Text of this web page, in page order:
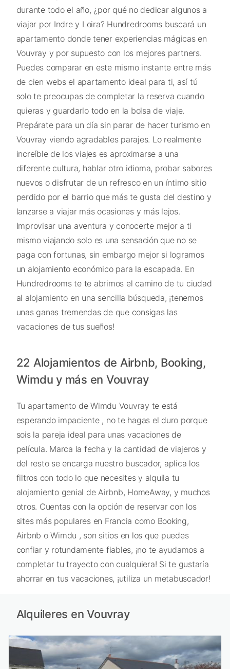
durante todo el año, ¿por qué no dedicar algunos a
viajar por Indre y Loira? Hundredrooms buscará un
apartamento donde tener experiencias mágicas en
Vouvray y por supuesto con los mejores partners.
Puedes comparar en este mismo instante entre más
de cien webs el apartamento ideal para ti, así tú
solo te preocupas de completar la reserva cuando
quieras y guardarlo todo en la bolsa de viaje.
Prepárate para un día sin parar de hacer turismo en
Vouvray viendo agradables parajes. Lo realmente
increíble de los viajes es aproximarse a una
diferente cultura, hablar otro idioma, probar sabores
nuevos o disfrutar de un refresco en un íntimo sitio
perdido por el barrio que más te gusta del destino y
lanzarse a viajar más ocasiones y más lejos.
Improvisar una aventura y conocerte mejor a ti
mismo viajando solo es una sensación que no se
paga con fortunas, sin embargo mejor si logramos
un alojamiento económico para la escapada. En
Hundredrooms te te abrimos el camino de tu ciudad
al alojamiento en una sencilla búsqueda, ¡tenemos
unas ganas tremendas de que consigas las
vacaciones de tus sueños!
22 Alojamientos de Airbnb, Booking,
Wimdu y más en Vouvray
Tu apartamento de Wimdu Vouvray te está
esperando impaciente , no te hagas el duro porque
sois la pareja ideal para unas vacaciones de
película. Marca la fecha y la cantidad de viajeros y
del resto se encarga nuestro buscador, aplica los
filtros con todo lo que necesites y alquila tu
alojamiento genial de Airbnb, HomeAway, y muchos
otros. Cuentas con la opción de reservar con los
sites más populares en Francia como Booking,
Airbnb o Wimdu , son sitios en los que puedes
confiar y rotundamente fiables, ¡no te ayudamos a
completar tu trayecto con cualquiera! Si te gustaría
ahorrar en tus vacaciones, ¡utiliza un metabuscador!
Alquileres en Vouvray